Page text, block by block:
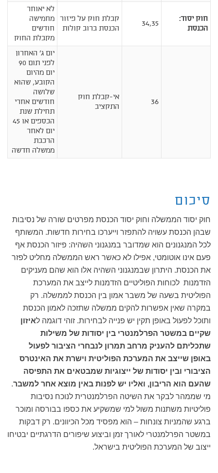
חוק יסוד:
הכנסת
34,35
קבלת חוק על פיזור
הכנסת ברוב קולות
לא יאוחר
מחמישה
חודשים
מקבלת החוק
36
אי-קבלת חוק
התקציב
יום ג' האחרון
לפני תום 90
יום מהיום
הקובע, שהוא
שלושה
חודשים אחרי
תחילת שנת
הכספים או 45
יום לאחר
הרכבת
ממשלה חדשה
סיכום
חוק יסוד הממשלה וחוק יסוד הכנסת מפרטים שורה של נסיבות
שבהן הכנסת עשויה להתפזר וייערכו בחירות חדשות. המשותף
לכל המנגנונים הוא שמדובר במנגנוני השהיה: פיזור הכנסת אף
פעם אינו אוטומטי, אפילו לא כאשר ראש הממשלה מחליט לפזר
את הכנסת. היתרון שבמנגנוני השהיה אלו הוא שהם מעניקים
הזדמנות לכוחות הפוליטיים הזדמנות לייצב את המערכת
הפוליטית בשעה של משבר אמון בין הכנסת לממשלה. רק
במקרה שאין אפשרות להקים ממשלה שתזכה לאמון הכנסת
ותוכל לפעול באופן תקין יש פנייה לבחירות. זוהי דוגמה לאיזון
שקיים במשטר הפרלמנטרי בין יסודות של משילות
שתכליתם להעניק מרחב תמרון לנבחרי הציבור לפעול
באופן שייצב את המערכת הפוליטית וישרת את האינטרס
הציבורי ובין יסודות של ייצוגיות שמבטאים את התפיסה
שהעם הוא הריבון, ואליו יש לפנות באין מוצא אחר למשבר.
מי שממהר לבקר את השיטה הפרלמנטרית לנוכח נסיבות
פוליטיות משתנות משול למי שמשקיע את כספו בבורסה ומוכר
ברגע שהמניות צונחות – הוא מפסיד מכל הכיוונים. רק דבקות
במשטר הפרלמנטרי לאורך זמן וביצוע שיפורים הדרגתיים יבטיחו
ייצוב של המערכת הפוליטית בישראל.